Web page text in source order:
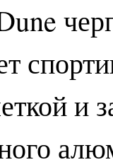
и